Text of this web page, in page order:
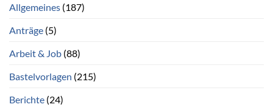
Allgemeines (187)
Anträge (5)
Arbeit & Job (88)
Bastelvorlagen (215)
Berichte (24)